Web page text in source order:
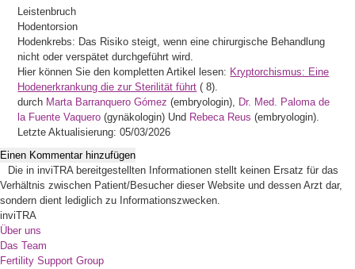
Leistenbruch
Hodentorsion
Hodenkrebs: Das Risiko steigt, wenn eine chirurgische Behandlung
nicht oder verspätet durchgeführt wird.
Hier können Sie den kompletten Artikel lesen: Kryptorchismus: Eine
Hodenerkrankung die zur Sterilität führt ( 8).
durch Marta Barranquero Gómez (embryologin), Dr. Med. Paloma de
la Fuente Vaquero (gynäkologin) Und Rebeca Reus (embryologin).
Letzte Aktualisierung: 05/03/2026
Einen Kommentar hinzufügen
Die in inviTRA bereitgestellten Informationen stellt keinen Ersatz für das
Verhältnis zwischen Patient/Besucher dieser Website und dessen Arzt dar,
sondern dient lediglich zu Informationszwecken.
inviTRA
Über uns
Das Team
Fertility Support Group